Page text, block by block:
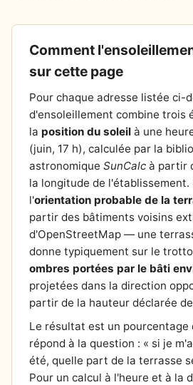
Comment
sur cette page
Pour chaque adresse listée ci-
d'ensoleillement combine trois
la position du soleil à une
(juin, 17 h), calculée par la
astronomique SunCalc à partir
la longitude de l'établissement.
l'orientation probable de la
partir des bâtiments voisins
d'OpenStreetMap — une
donne typiquement sur le
ombres portées par le bâti
projetées dans la direction
partir de la hauteur déclarée
Le résultat est un pourcentage
répond à la question : « si je
été, quelle part de la terrasse
Pour un calcul à l'heure et à la